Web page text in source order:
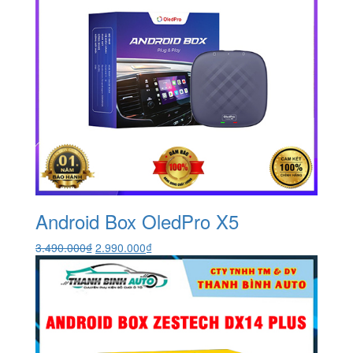
Android Box OledPro X5
3.490.000₫ Giá
gốc
là:
3.490.000₫.
2.990.000₫Giá
hiện
tại